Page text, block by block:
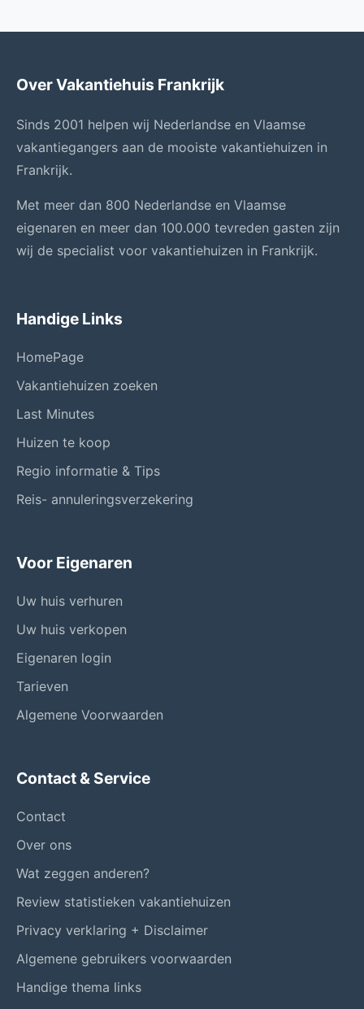
Over Vakantiehuis Frankrijk
Sinds 2001 helpen wij Nederlandse en Vlaamse
vakantiegangers aan de mooiste vakantiehuizen in
Frankrijk.
Met meer dan 800 Nederlandse en Vlaamse
eigenaren en meer dan 100.000 tevreden gasten zijn
wij de specialist voor vakantiehuizen in Frankrijk.
Handige Links
HomePage
Vakantiehuizen zoeken
Last Minutes
Huizen te koop
Regio informatie & Tips
Reis- annuleringsverzekering
Voor Eigenaren
Uw huis verhuren
Uw huis verkopen
Eigenaren login
Tarieven
Algemene Voorwaarden
Contact & Service
Contact
Over ons
Wat zeggen anderen?
Review statistieken vakantiehuizen
Privacy verklaring + Disclaimer
Algemene gebruikers voorwaarden
Handige thema links